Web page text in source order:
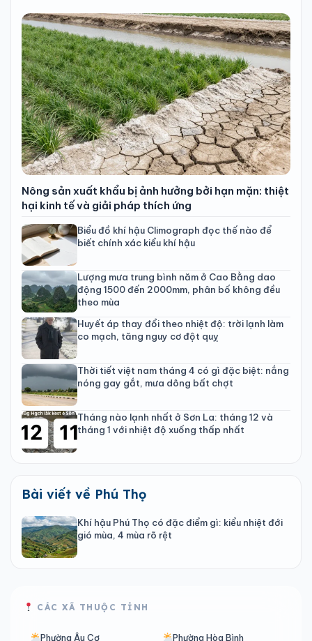
Nông sản xuất khẩu bị ảnh hưởng bởi hạn mặn: thiệt
hại kinh tế và giải pháp thích ứng
Biểu đồ khí hậu Climograph đọc thế nào để
biết chính xác kiểu khí hậu
Lượng mưa trung bình năm ở Cao Bằng dao
động 1500 đến 2000mm, phân bố không đều
theo mùa
Huyết áp thay đổi theo nhiệt độ: trời lạnh làm
co mạch, tăng nguy cơ đột quỵ
Thời tiết việt nam tháng 4 có gì đặc biệt: nắng
nóng gay gắt, mưa dông bất chợt
Tháng nào lạnh nhất ở Sơn La: tháng 12 và
tháng 1 với nhiệt độ xuống thấp nhất
Bài viết về Phú Thọ
Khí hậu Phú Thọ có đặc điểm gì: kiểu nhiệt đới
gió mùa, 4 mùa rõ rệt
CÁC XÃ THUỘC TỈNH
Phường Âu Cơ Phường Hòa Bình